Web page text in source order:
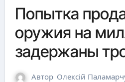
Попытка
оружия на
задержаны
Автор Олексій